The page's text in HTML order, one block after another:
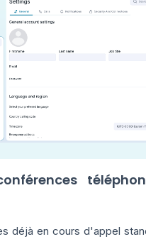
déjà en cours d'appel